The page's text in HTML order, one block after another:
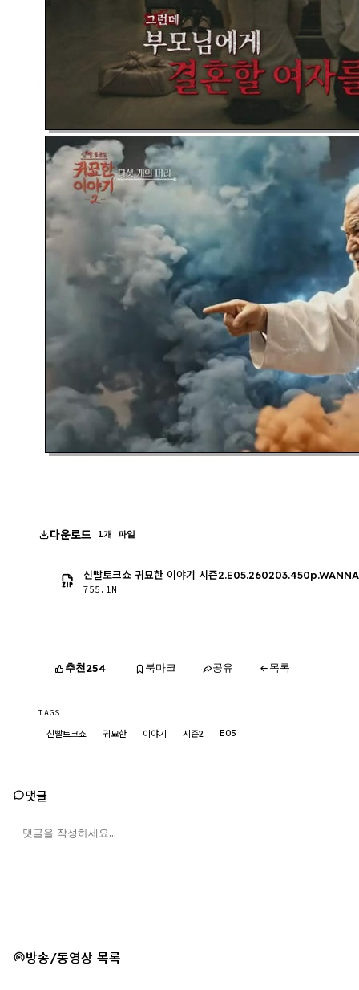
다운로드 1개 파일
신빨토크쇼 귀묘한 이야기 시즌
755.1M
추천254 북마크 공유 목록
TAGS
신빨토크쇼 귀묘한 이야기 시즌2 E05
댓글
방송/동영상 목록